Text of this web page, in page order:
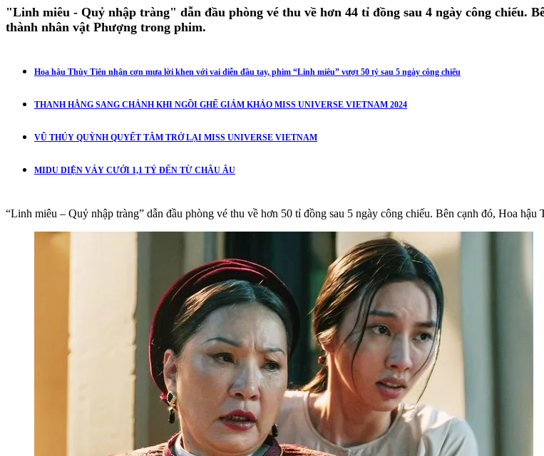
"Linh miêu - Quỷ nhập tràng" dẫn đầu phòng vé thu về hơn 44 tỉ đồng sau 4 ngày công chiếu.
thành nhân vật Phượng trong phim.
Hoa hậu Thùy Tiên nhận cơn mưa lời khen với vai diễn đầu tay, phim “Linh miêu” vượt 50 tỷ sau 5 ngày công chiếu
THANH HẰNG SANG CHẢNH KHI NGỒI GHẾ GIÁM KHẢO MISS UNIVERSE VIETNAM 2024
VŨ THÚY QUỲNH QUYẾT TÂM TRỞ LẠI MISS UNIVERSE VIETNAM
MIDU DIỆN VÁY CƯỚI 1,1 TỶ ĐẾN TỪ CHÂU ÂU
“Linh miêu – Quỷ nhập tràng” dẫn đầu phòng vé thu về hơn 50 tỉ đồng sau 5 ngày công chiếu. Bên cạnh đó, Hoa